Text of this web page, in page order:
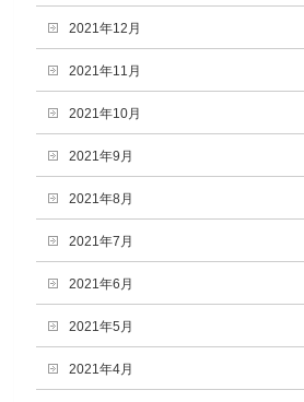
2021年12月
2021年11月
2021年10月
2021年9月
2021年8月
2021年7月
2021年6月
2021年5月
2021年4月